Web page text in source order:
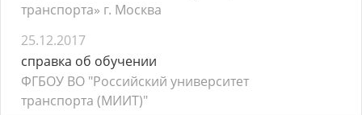
транспорта» г. Москва
25.12.2017
справка об обучении
ФГБОУ ВО "Российский университет
транспорта (МИИТ)"